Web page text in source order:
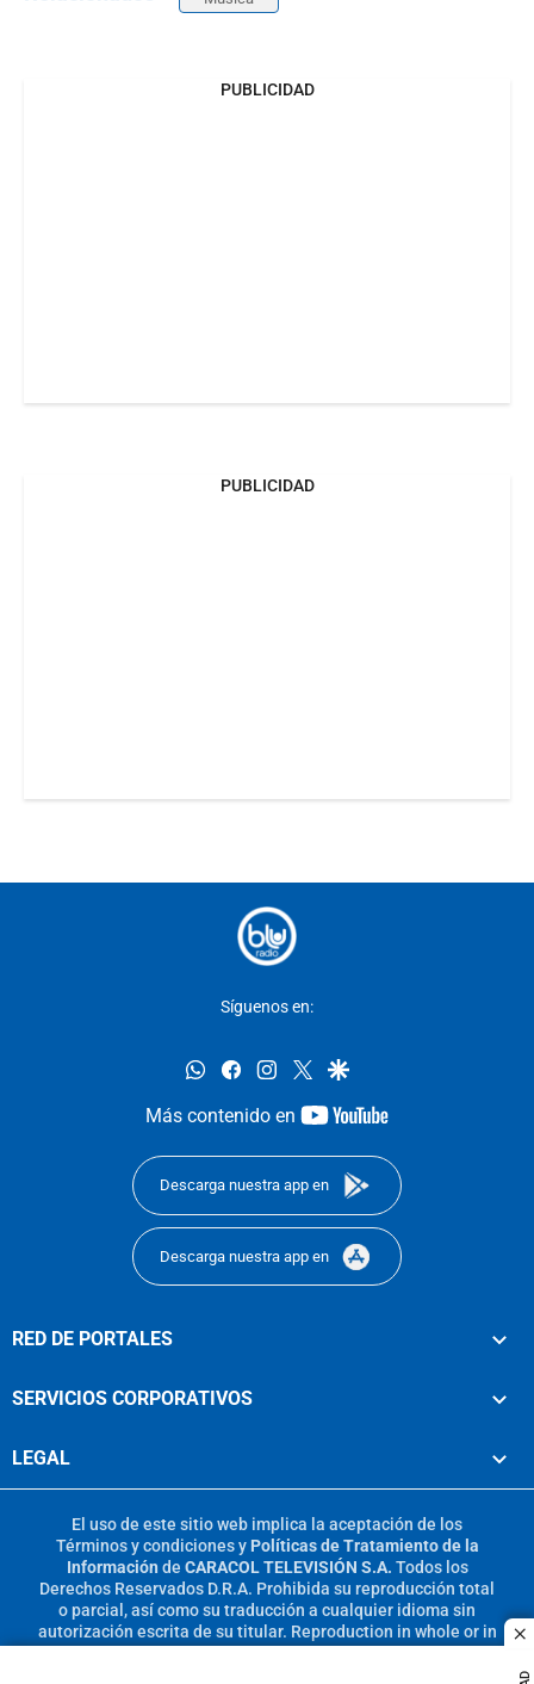
PUBLICIDAD
PUBLICIDAD
Síguenos en:
whatsappfacebookinstagram
twittergoogle
Más contenido en
youtube-
Descarga nuestra app en
Descarga nuestra app en
RED DE PORTALES
SERVICIOS CORPORATIVOS
LEGAL
El uso de este sitio web implica la aceptación de los
Términos y condicionesy Políticas de Tratamiento de la
Información de CARACOL TELEVISIÓN S.A. Todos los
Derechos Reservados D.R.A. Prohibida su reproducción total
o parcial, así como su traducción a cualquier idioma sin
autorización escrita de su titular. Reproduction in whole or in